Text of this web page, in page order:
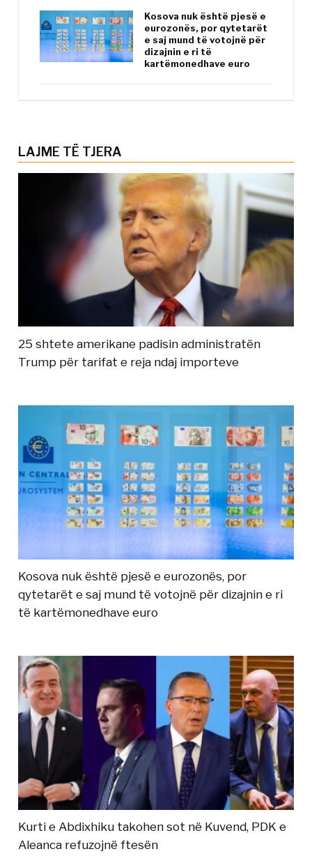
Kosova nuk është pjesë e
eurozonës, por qytetarët
e saj mund të votojnë për
dizajnin e ri të
kartëmonedhave euro
LAJME TË TJERA
25 shtete amerikane padisin administratën
Trump për tarifat e reja ndaj importeve
Kosova nuk është pjesë e eurozonës, por
qytetarët e saj mund të votojnë për dizajnin e ri
të kartëmonedhave euro
Kurti e Abdixhiku takohen sot në Kuvend, PDK e
Aleanca refuzojnë ftesën